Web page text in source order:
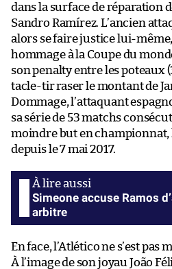
dans la surface de réparation
Sandro Ramírez. L’ancien
alors se faire justice lui-
hommage à la Coupe du
son penalty entre les poteaux
tacle-tir raser le montant de
Dommage, l’attaquant
sa série de 53 matchs
moindre but en championnat,
depuis le 7 mai 2017.
Simeone accuse Ramos
arbitre
En face, l’Atlético ne s’est
À l’image de son joyau João